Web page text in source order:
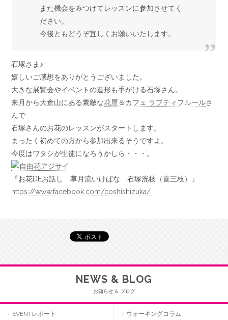
また機会をみつけてレッスンに参加させてく
ださい。
今後ともどうぞ宜しくお願いいたします。
石塚さま♪
嬉しいご感想をありがとうございました。
大きな展覧会やイベントの造形も手がける石塚さん。
来月から大倉山にある素敵な花屋＆カフェ ラプティフルールさ
んで
石塚さんのお花のレッスンがスタートします。
まったく初めての方から参加出来るそうですよ。
今度はワタシが生徒になろうかしら・・・。
『お花DEお話し 草月流いけばな 石塚洸枝（喜三枝）』
https://www.facebook.com/coshishizuka/
NEWS & BLOG
お知らせ & ブログ
EVENTレポート ウォーキングコラム